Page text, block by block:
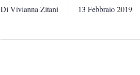
Di Vivianna Zitani 13 Febbraio 2019